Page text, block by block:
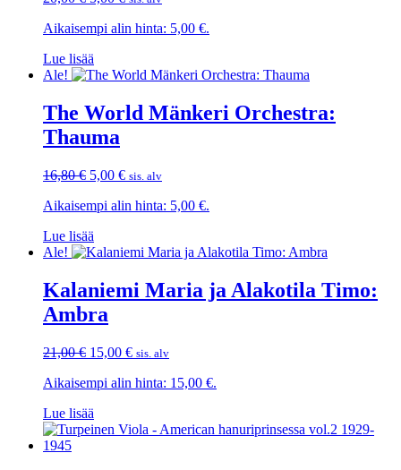
oli:
on:
Aikaisempi alin hinta: 5,00 €.
Lue lisää
Ale!
The World Mänkeri Orchestra:
Thauma
16,80€ Alkuperäinen
oli:
5,00 €Nykyinen
on:
sis. alv
Aikaisempi alin hinta: 5,00 €.
Lue lisää
Ale!
Kalaniemi Maria ja Alakotila Timo:
Ambra
21,00€ Alkuperäinen
oli:
15,00 €Nykyinen
on:
sis. alv
Aikaisempi alin hinta: 15,00 €.
Lue lisää